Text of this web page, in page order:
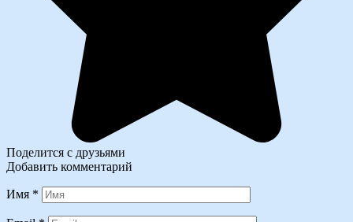
Поделится с друзьями
Добавить комментарий
Имя *